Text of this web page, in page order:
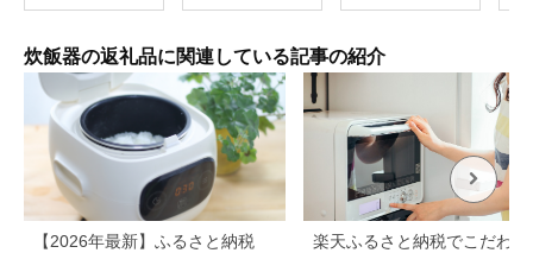
炊飯器の返礼品に関連している記事の紹介
【2026年最新】ふるさと納税
楽天ふるさと納税でこだわり